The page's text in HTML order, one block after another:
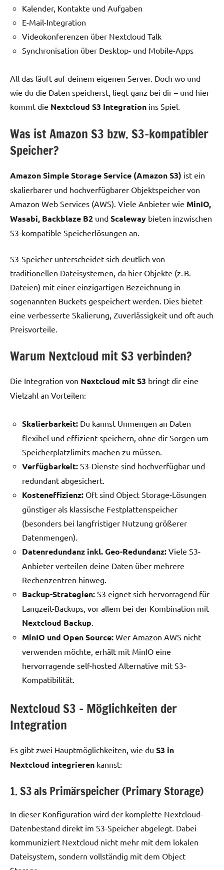
Kalender, Kontakte und Aufgaben
E-Mail-Integration
Videokonferenzen über Nextcloud Talk
Synchronisation über Desktop- und Mobile-Apps
All das läuft auf deinem eigenen Server. Doch wo und
wie du die Daten speicherst, liegt ganz bei dir – und hier
kommt die Nextcloud S3 Integration ins Spiel.
Was ist Amazon S3 bzw. S3-kompatibler
Speicher?
Amazon Simple Storage Service (Amazon S3) ist ein
skalierbarer und hochverfügbarer Objektspeicher von
Amazon Web Services (AWS). Viele Anbieter wie MinIO,
Wasabi, Backblaze B2 und Scaleway bieten inzwischen
S3-kompatible Speicherlösungen an.
S3-Speicher unterscheidet sich deutlich von
traditionellen Dateisystemen, da hier Objekte (z. B.
Dateien) mit einer einzigartigen Bezeichnung in
sogenannten Buckets gespeichert werden. Dies bietet
eine verbesserte Skalierung, Zuverlässigkeit und oft auch
Preisvorteile.
Warum Nextcloud mit S3 verbinden?
Die Integration von Nextcloud mit S3 bringt dir eine
Vielzahl an Vorteilen:
Skalierbarkeit: Du kannst Unmengen an Daten
flexibel und effizient speichern, ohne dir Sorgen um
Speicherplatzlimits machen zu müssen.
Verfügbarkeit: S3-Dienste sind hochverfügbar und
redundant abgesichert.
Kosteneffizienz: Oft sind Object Storage-Lösungen
günstiger als klassische Festplattenspeicher
(besonders bei langfristiger Nutzung größerer
Datenmengen).
Datenredundanz inkl. Geo-Redundanz: Viele S3-
Anbieter verteilen deine Daten über mehrere
Rechenzentren hinweg.
Backup-Strategien: S3 eignet sich hervorragend für
Langzeit-Backups, vor allem bei der Kombination mit
Nextcloud Backup
MinIO und Open Source: Wer Amazon AWS nicht
verwenden möchte, erhält mit MinIO eine
hervorragende self-hosted Alternative mit S3-
Kompatibilität.
Nextcloud S3 – Möglichkeiten der
Integration
Es gibt zwei Hauptmöglichkeiten, wie du S3 in
Nextcloud integrieren kannst:
1. S3 als Primärspeicher (Primary Storage)
In dieser Konfiguration wird der komplette Nextcloud-
Datenbestand direkt im S3-Speicher abgelegt. Dabei
kommuniziert Nextcloud nicht mehr mit dem lokalen
Dateisystem, sondern vollständig mit dem Object